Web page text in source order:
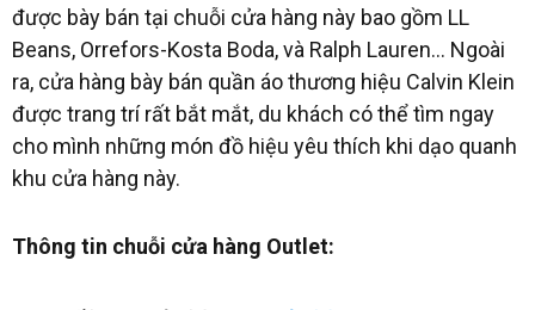
được bày bán tại chuỗi cửa hàng này bao gồm LL
Beans, Orrefors-Kosta Boda, và Ralph Lauren… Ngoài
ra, cửa hàng bày bán quần áo thương hiệu Calvin Klein
được trang trí rất bắt mắt, du khách có thể tìm ngay
cho mình những món đồ hiệu yêu thích khi dạo quanh
khu cửa hàng này.
Thông tin chuỗi cửa hàng Outlet: